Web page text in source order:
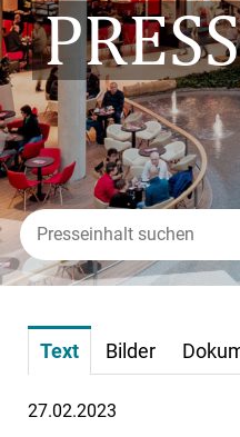
PRESSEKONTAKT
Text Bilder
27.02.2023